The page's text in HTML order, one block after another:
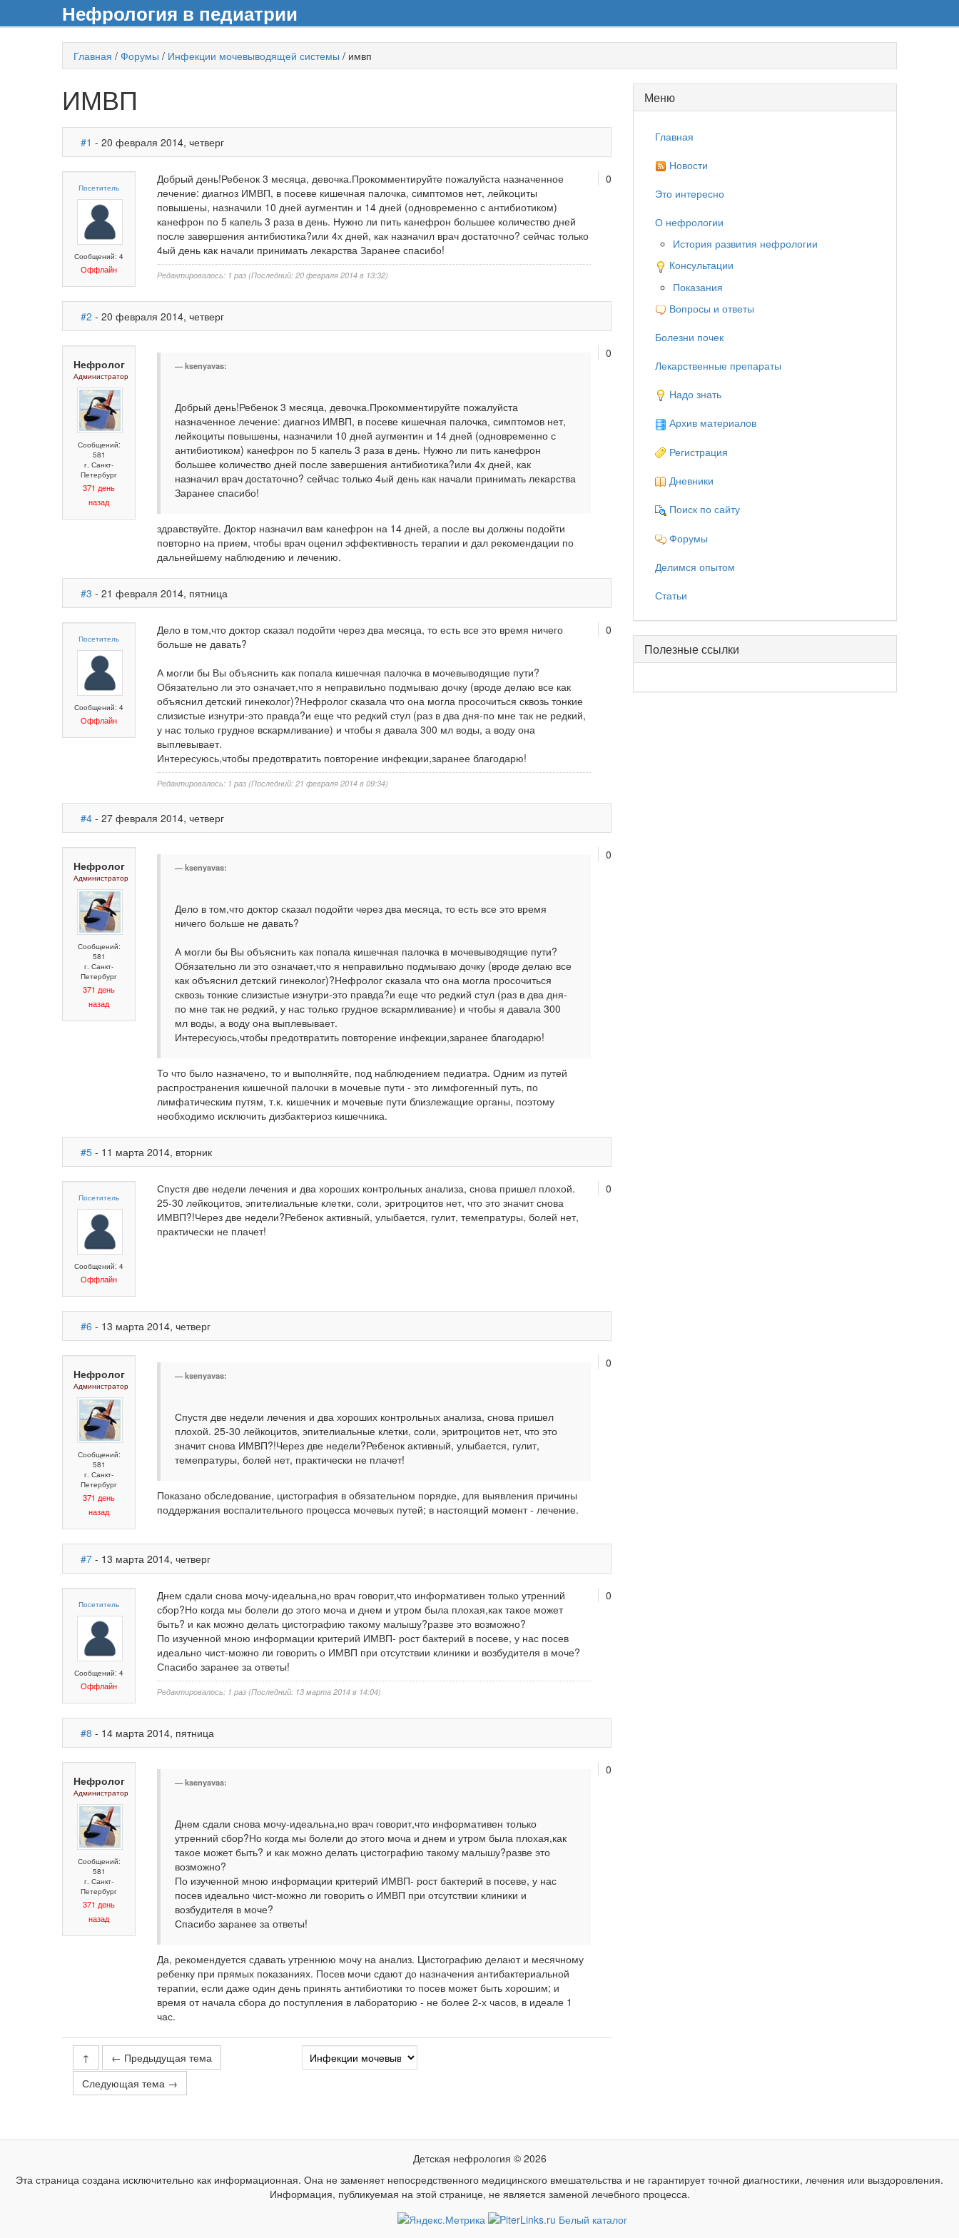
Нефрология в педиатрии
Главная / Форумы / Инфекции мочевыводящей системы / имвп
ИМВП
#1 - 20 февраля 2014, четверг
Посетитель
Сообщений: 4
Оффлайн
0
Добрый день!Ребенок 3 месяца, девочка.Прокомментируйте пожалуйста назначенное
лечение: диагноз ИМВП, в посеве кишечная палочка, симптомов нет, лейкоциты
повышены, назначили 10 дней аугментин и 14 дней (одновременно с антибиотиком)
канефрон по 5 капель 3 раза в день. Нужно ли пить канефрон большее количество дней
после завершения антибиотика?или 4х дней, как назначил врач достаточно? сейчас только
4ый день как начали принимать лекарства Заранее спасибо!
Редактировалось: 1 раз (Последний: 20 февраля 2014 в 13:32)
#2 - 20 февраля 2014, четверг
Нефролог
Администратор
Сообщений:
581
г. Санкт-
Петербург
371 день
назад
0
ksenyavas:
Добрый день!Ребенок 3 месяца, девочка.Прокомментируйте пожалуйста
назначенное лечение: диагноз ИМВП, в посеве кишечная палочка, симптомов нет,
лейкоциты повышены, назначили 10 дней аугментин и 14 дней (одновременно с
антибиотиком) канефрон по 5 капель 3 раза в день. Нужно ли пить канефрон
большее количество дней после завершения антибиотика?или 4х дней, как
назначил врач достаточно? сейчас только 4ый день как начали принимать лекарства
Заранее спасибо!
здравствуйте. Доктор назначил вам канефрон на 14 дней, а после вы должны подойти
повторно на прием, чтобы врач оценил эффективность терапии и дал рекомендации по
дальнейшему наблюдению и лечению.
#3 - 21 февраля 2014, пятница
Посетитель
Сообщений: 4
Оффлайн
0
Дело в том,что доктор сказал подойти через два месяца, то есть все это время ничего
больше не давать?
А могли бы Вы объяснить как попала кишечная палочка в мочевыводящие пути?
Обязательно ли это означает,что я неправильно подмываю дочку (вроде делаю все как
объяснил детский гинеколог)?Нефролог сказала что она могла просочиться сквозь тонкие
слизистые изнутри-это правда?и еще что редкий стул (раз в два дня-по мне так не редкий,
у нас только грудное вскармливание) и чтобы я давала 300 мл воды, а воду она
выплевывает.
Интересуюсь,чтобы предотвратить повторение инфекции,заранее благодарю!
Редактировалось: 1 раз (Последний: 21 февраля 2014 в 09:34)
#4 - 27 февраля 2014, четверг
Нефролог
Администратор
Сообщений:
581
г. Санкт-
Петербург
371 день
назад
0
ksenyavas:
Дело в том,что доктор сказал подойти через два месяца, то есть все это время
ничего больше не давать?
А могли бы Вы объяснить как попала кишечная палочка в мочевыводящие пути?
Обязательно ли это означает,что я неправильно подмываю дочку (вроде делаю все
как объяснил детский гинеколог)?Нефролог сказала что она могла просочиться
сквозь тонкие слизистые изнутри-это правда?и еще что редкий стул (раз в два дня-
по мне так не редкий, у нас только грудное вскармливание) и чтобы я давала 300
мл воды, а воду она выплевывает.
Интересуюсь,чтобы предотвратить повторение инфекции,заранее благодарю!
То что было назначено, то и выполняйте, под наблюдением педиатра. Одним из путей
распространения кишечной палочки в мочевые пути - это лимфогенный путь, по
лимфатическим путям, т.к. кишечник и мочевые пути близлежащие органы, поэтому
необходимо исключить дизбактериоз кишечника.
#5 - 11 марта 2014, вторник
Посетитель
Сообщений: 4
Оффлайн
0
Спустя две недели лечения и два хороших контрольных анализа, снова пришел плохой.
25-30 лейкоцитов, эпителиальные клетки, соли, эритроцитов нет, что это значит снова
ИМВП?!Через две недели?Ребенок активный, улыбается, гулит, темепратуры, болей нет,
практически не плачет!
#6 - 13 марта 2014, четверг
Нефролог
Администратор
Сообщений:
581
г. Санкт-
Петербург
371 день
назад
0
ksenyavas:
Спустя две недели лечения и два хороших контрольных анализа, снова пришел
плохой. 25-30 лейкоцитов, эпителиальные клетки, соли, эритроцитов нет, что это
значит снова ИМВП?!Через две недели?Ребенок активный, улыбается, гулит,
темепратуры, болей нет, практически не плачет!
Показано обследование, цистография в обязательном порядке, для выявления причины
поддержания воспалительного процесса мочевых путей; в настоящий момент - лечение.
#7 - 13 марта 2014, четверг
Посетитель
Сообщений: 4
Оффлайн
0
Днем сдали снова мочу-идеальна,но врач говорит,что информативен только утренний
сбор?Но когда мы болели до этого моча и днем и утром была плохая,как такое может
быть? и как можно делать цистографию такому малышу?разве это возможно?
По изученной мною информации критерий ИМВП- рост бактерий в посеве, у нас посев
идеально чист-можно ли говорить о ИМВП при отсутствии клиники и возбудителя в моче?
Спасибо заранее за ответы!
Редактировалось: 1 раз (Последний: 13 марта 2014 в 14:04)
#8 - 14 марта 2014, пятница
Нефролог
Администратор
Сообщений:
581
г. Санкт-
Петербург
371 день
назад
0
ksenyavas:
Днем сдали снова мочу-идеальна,но врач говорит,что информативен только
утренний сбор?Но когда мы болели до этого моча и днем и утром была плохая,как
такое может быть? и как можно делать цистографию такому малышу?разве это
возможно?
По изученной мною информации критерий ИМВП- рост бактерий в посеве, у нас
посев идеально чист-можно ли говорить о ИМВП при отсутствии клиники и
возбудителя в моче?
Спасибо заранее за ответы!
Да, рекомендуется сдавать утреннюю мочу на анализ. Цистографию делают и месячному
ребенку при прямых показаниях. Посев мочи сдают до назначения антибактериальной
терапии, если даже один день принять антибиотики то посев может быть хорошим; и
время от начала сбора до поступления в лабораторию - не более 2-х часов, в идеале 1
час.
↑
← Предыдущая тема
Следующая тема →
Меню
Главная
Новости
Это интересно
О нефрологии
История развития нефрологии
Консультации
Показания
Вопросы и ответы
Болезни почек
Лекарственные препараты
Надо знать
Архив материалов
Регистрация
Дневники
Поиск по сайту
Форумы
Делимся опытом
Статьи
Полезные ссылки
Детская нефрология © 2026
Эта страница создана исключительно как информационная. Она не заменяет непосредственного медицинского вмешательства и не гарантирует точной диагностики, лечения или выздоровления.
Информация, публикуемая на этой странице, не является заменой лечебного процесса.